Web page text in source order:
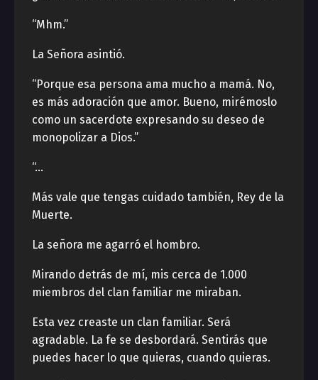
“Mhm.”
La Señora asintió.
“Porque esa persona ama mucho a mamá. No,
es más adoración que amor. Bueno, mirémoslo
como un sacerdote expresando su deseo de
monopolizar a Dios.”
“…
Más vale que tengas cuidado también, Rey de la
Muerte.
La señora me agarró el hombro.
Mirando detrás de mí, mis cerca de 1.000
miembros del clan familiar me miraban.
Esta vez creaste un clan familiar. Será
agradable. La fe se desbordará. Sentirás que
puedes hacer lo que quieras, cuando quieras.